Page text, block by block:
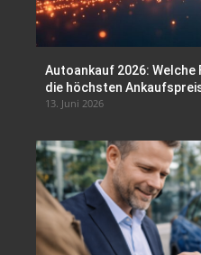
Autoankauf 2026: Welche
die höchsten
13. Juni 2026